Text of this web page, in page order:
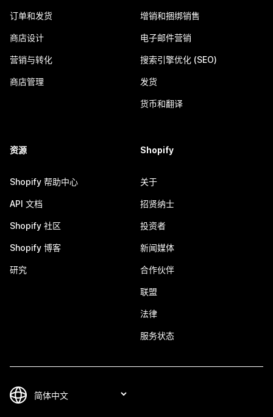
订单和发货
商店设计
营销与转化
商店管理
增销和捆绑销售
电子邮件营销
搜索引擎优化 (SEO)
发货
货币和翻译
资源
Shopify 帮助中心
API 文档
Shopify 社区
Shopify 博客
研究
Shopify
关于
招贤纳士
投资者
新闻媒体
合作伙伴
联盟
法律
服务状态